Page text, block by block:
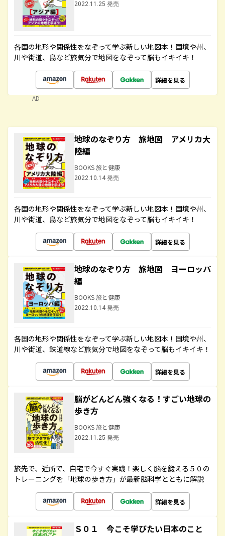
2022.11.25 発売
各国の地形や関係性をなぞって学ぶ新しい地図本！国境や州、
川や街道、島など旅気分で地図をなぞって脳もイキイキ！
詳細を見る
AD
地球のなぞり方 旅地図 アメリカ大
陸編
BOOKS 旅と健康
2022.10.14 発売
各国の地形や関係性をなぞって学ぶ新しい地図本！国境や州、
川や街道、島など旅気分で地図をなぞって脳もイキイキ！
詳細を見る
地球のなぞり方 旅地図 ヨーロッパ
編
BOOKS 旅と健康
2022.10.14 発売
各国の地形や関係性をなぞって学ぶ新しい地図本！国境や州、
川や街道、鉄道線など旅気分で地図をなぞって脳もイキイキ！
詳細を見る
脳がどんどん強くなる！すごい地球の
歩き方
BOOKS 旅と健康
2022.11.25 発売
旅先で、近所で、自宅で今すぐ実践！楽しく脳を鍛える５０の
トレーニングを「地球の歩き方」が最新脳科学とともに解説
詳細を見る
Ｓ０１ 今こそ学びたい日本のこと